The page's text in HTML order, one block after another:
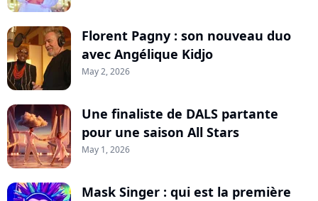
Florent Pagny : son nouveau duo
avec Angélique Kidjo
May 2, 2026
Une finaliste de DALS partante
pour une saison All Stars
May 1, 2026
Mask Singer : qui est la première